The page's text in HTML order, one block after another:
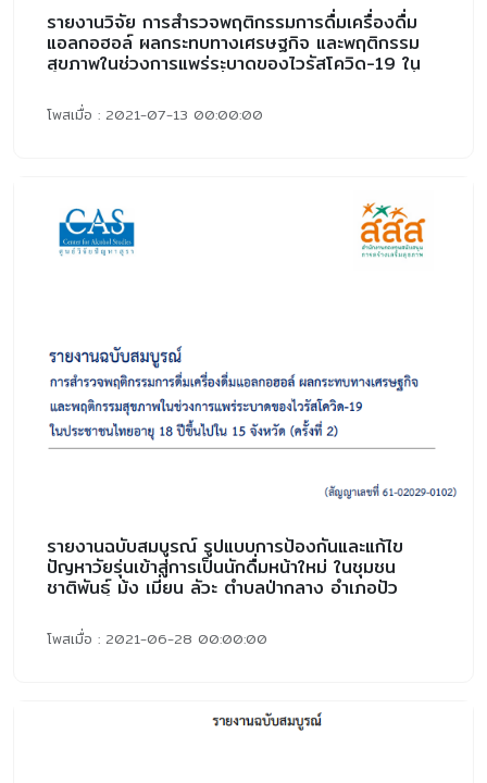
รายงานวิจัย การสำรวจพฤติกรรมการดื่มเครื่องดื่ม
แอลกอฮอล์ ผลกระทบทางเศรษฐกิจ และพฤติกรรม
สุขภาพในช่วงการแพร่ระบาดของไวรัสโควิด-19 ใน
โพสเมื่อ : 2021-07-13 00:00:00
รายงานฉบับสมบูรณ์ รูปแบบการป้องกันและแก้ไข
ปัญหาวัยรุ่นเข้าสู่การเป็นนักดื่มหน้าใหม่ ในชุมชน
ชาติพันธุ์ ม้ง เมี่ยน ลัวะ ตำบลป่ากลาง อำเภอปัว
โพสเมื่อ : 2021-06-28 00:00:00